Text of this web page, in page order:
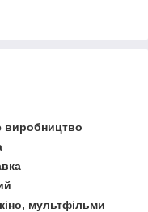
виробництво
мультфільми